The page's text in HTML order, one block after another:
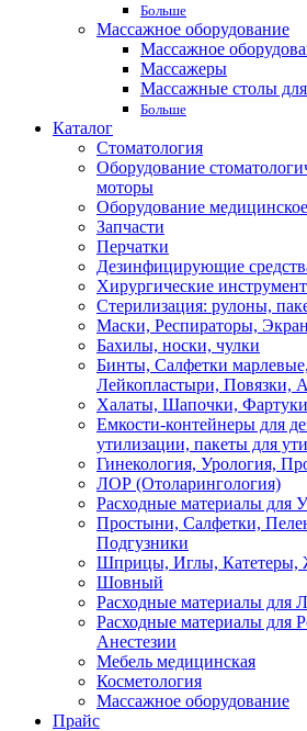
Больше
Массажное оборудование
Массажное
Массажеры
Массажные столы
Больше
Каталог
Стоматология
Оборудование
моторы
Оборудование медицинское
Запчасти
Перчатки
Дезинфицирующие
Хирургические
Стерилизация: рулоны,
Маски, Респираторы,
Бахилы, носки, чулки
Бинты, Салфетки
Лейкопластыри, Повязки,
Халаты, Шапочки,
Емкости-контейнеры для
утилизации, пакеты для
Гинекология, Урология,
ЛОР (Отоларингология)
Расходные материалы для
Простыни, Салфетки,
Подгузники
Шприцы, Иглы, Катетеры,
Шовный
Расходные материалы для
Расходные материалы для
Анестезии
Мебель медицинская
Косметология
Массажное оборудование
Прайс